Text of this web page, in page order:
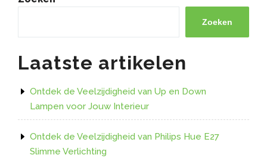
Zoeken
Laatste artikelen
Ontdek de Veelzijdigheid van Up en Down
Lampen voor Jouw Interieur
Ontdek de Veelzijdigheid van Philips Hue E27
Slimme Verlichting